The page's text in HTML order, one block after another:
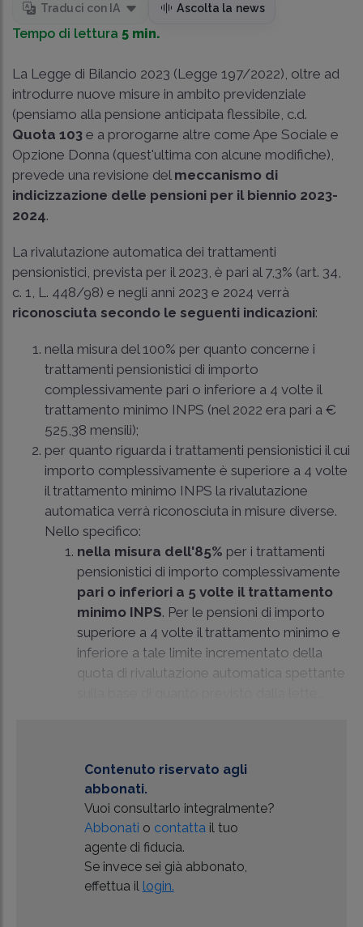
Traduci con IA Ascolta la news
Tempo di lettura 5 min.
La Legge di Bilancio 2023 (Legge 197/2022), oltre ad
introdurre nuove misure in ambito previdenziale
(pensiamo alla pensione anticipata flessibile, c.d.
Quota 103 e a prorogarne altre come Ape Sociale e
Opzione Donna (quest'ultima con alcune modifiche),
prevede una revisione del meccanismo di
indicizzazione delle pensioni per il biennio 2023-
2024.
La rivalutazione automatica dei trattamenti
pensionistici, prevista per il 2023, è pari al 7,3% (art. 34,
c. 1, L. 448/98) e negli anni 2023 e 2024 verrà
riconosciuta secondo le seguenti indicazioni:
nella misura del 100% per quanto concerne i
trattamenti pensionistici di importo
complessivamente pari o inferiore a 4 volte il
trattamento minimo INPS (nel 2022 era pari a €
525,38 mensili);
per quanto riguarda i trattamenti pensionistici il cui
importo complessivamente è superiore a 4 volte
il trattamento minimo INPS la rivalutazione
automatica verrà riconosciuta in misure diverse.
Nello specifico:
nella misura dell'85% per i trattamenti
pensionistici di importo complessivamente
pari o inferiori a 5 volte il trattamento
minimo INPS. Per le pensioni di importo
superiore a 4 volte il trattamento minimo e
inferiore a tale limite incrementato della
quota di rivalutazione automatica spettante
Contenuto riservato agli
abbonati.
Vuoi consultarlo integralmente?
Abbonati o contatta il tuo
agente di fiducia.
Se invece sei già abbonato,
effettua il login.